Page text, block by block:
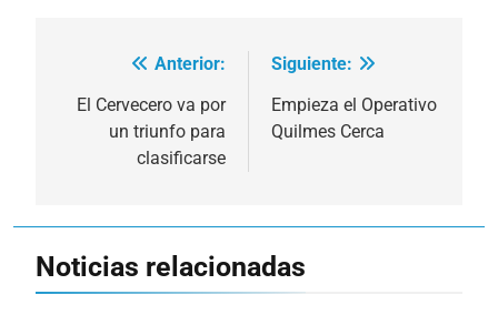
Navegación
de
entradas
Anterior:
El Cervecero va por
un triunfo para
clasificarse
Siguiente:
Empieza el Operativo
Quilmes Cerca
Noticias relacionadas